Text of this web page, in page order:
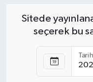
Sitede
seçerek bu
Sağlık
Eğitim
Sivil Toplum